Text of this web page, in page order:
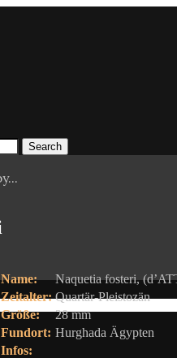
Search
Name:
Naquetia fosteri,
Zeitalter: Quartär-Pleistozän
Größe:
28 mm
Fundort: Hurghada Ägypten
Infos: